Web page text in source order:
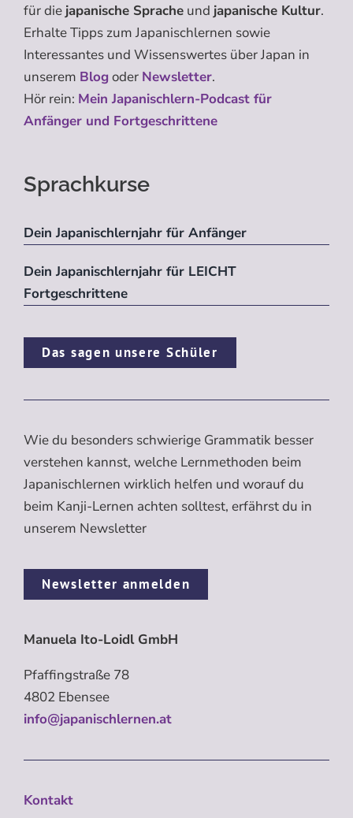
für die japanische Sprache und japanische Kultur.
Erhalte Tipps zum Japanischlernen sowie
Interessantes und Wissenswertes über Japan in
unserem Blogoder Newsletter.
Hör rein: Mein Japanischlern-Podcast für
Anfänger und Fortgeschrittene
Sprachkurse
Dein Japanischlernjahr für Anfänger
Dein Japanischlernjahr für LEICHT
Fortgeschrittene
Das sagen unsere Schüler
Wie du besonders schwierige Grammatik besser
verstehen kannst, welche Lernmethoden beim
Japanischlernen wirklich helfen und worauf du
beim Kanji-Lernen achten solltest, erfährst du in
unserem Newsletter
Newsletter anmelden
Manuela Ito-Loidl GmbH
Pfaffingstraße 78
4802 Ebensee
info@japanischlernen.at
Kontakt